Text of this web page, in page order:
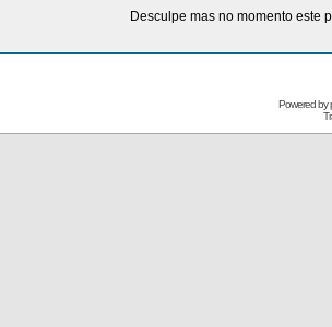
Desculpe mas no momento este
Powered by